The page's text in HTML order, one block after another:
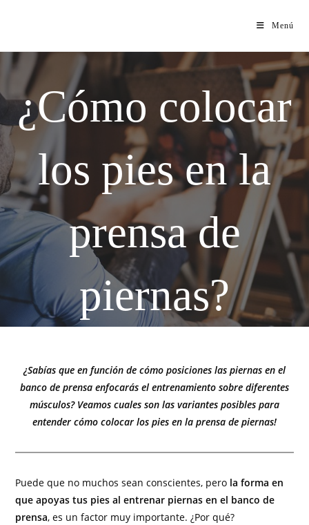
Menú
¿Cómo colocar
los pies en la
prensa de
piernas?
¿Sabías que en función de cómo posiciones las piernas en el
banco de prensa enfocarás el entrenamiento sobre diferentes
músculos? Veamos cuales son las variantes posibles para
entender cómo colocar los pies en la prensa de piernas!
Puede que no muchos sean conscientes, pero la forma en
que apoyas tus pies al entrenar piernas en el banco de
prensa, es un factor muy importante. ¿Por qué?